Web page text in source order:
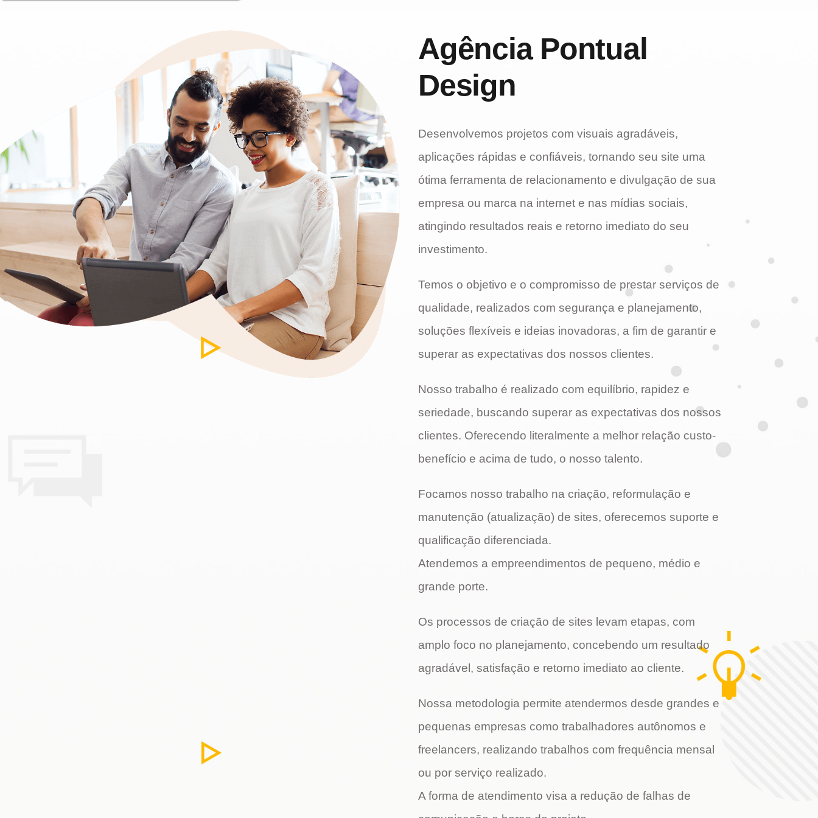
Agência Pontual
Design
Desenvolvemos projetos com visuais agradáveis,
aplicações rápidas e confiáveis, tornando seu site uma
ótima ferramenta de relacionamento e divulgação de sua
empresa ou marca na internet e nas mídias sociais,
atingindo resultados reais e retorno imediato do seu
investimento.
Temos o objetivo e o compromisso de prestar serviços de
qualidade, realizados com segurança e planejamento,
soluções flexíveis e ideias inovadoras, a fim de garantir e
superar as expectativas dos nossos clientes.
Nosso trabalho é realizado com equilíbrio, rapidez e
seriedade, buscando superar as expectativas dos nossos
clientes. Oferecendo literalmente a melhor relação custo-
benefício e acima de tudo, o nosso talento.
Focamos nosso trabalho na criação, reformulação e
manutenção (atualização) de sites, oferecemos suporte e
qualificação diferenciada.
Atendemos a empreendimentos de pequeno, médio e
grande porte.
Os processos de criação de sites levam etapas, com
amplo foco no planejamento, concebendo um resultado
agradável, satisfação e retorno imediato ao cliente.
Nossa metodologia permite atendermos desde grandes e
pequenas empresas como trabalhadores autônomos e
freelancers, realizando trabalhos com frequência mensal
ou por serviço realizado.
A forma de atendimento visa a redução de falhas de